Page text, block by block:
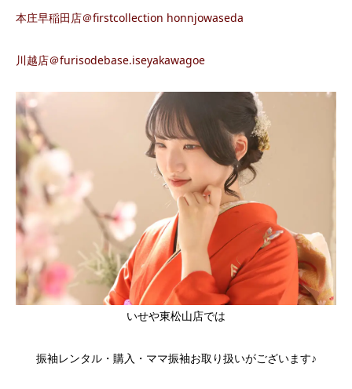
本庄早稲田店＠firstcollection honnjowaseda
川越店＠furisodebase.iseyakawagoe
いせや東松山店では
振袖レンタル・購入・ママ振袖お取り扱いがございます♪